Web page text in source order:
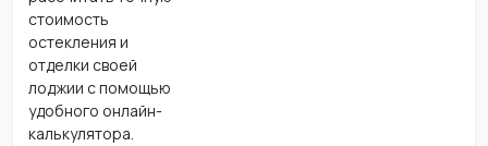
стоимость
остекления и
отделки своей
лоджии с помощью
удобного онлайн-
калькулятора.